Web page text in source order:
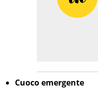
Cuoco emergente